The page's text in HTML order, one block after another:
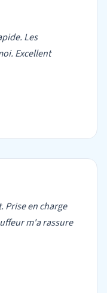
Les
Excellent
Prise en charge
m'a rassure